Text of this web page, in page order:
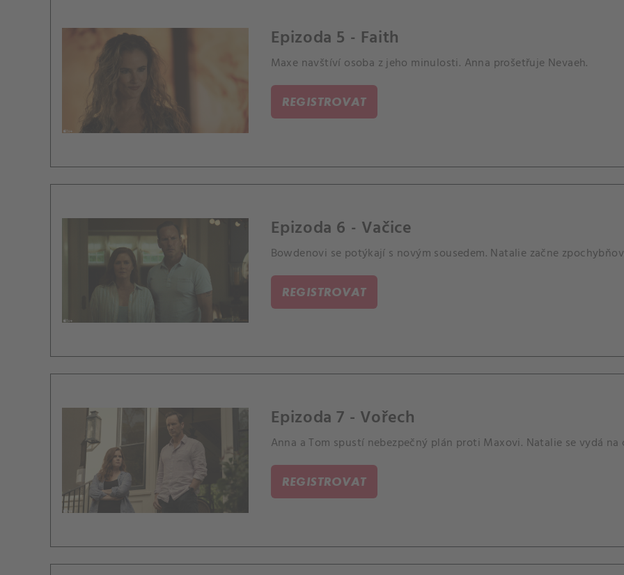
Epizoda 5 - Faith
Maxe navštíví osoba z jeho minulosti. Anna prošetřuje Nevaeh.
REGISTROVAT
Epizoda 6 - Vačice
Bowdenovi se potýkají s novým sousedem. Natalie začne
REGISTROVAT
Epizoda 7 - Vořech
Anna a Tom spustí nebezpečný plán proti Maxovi. Natalie se vydá
REGISTROVAT